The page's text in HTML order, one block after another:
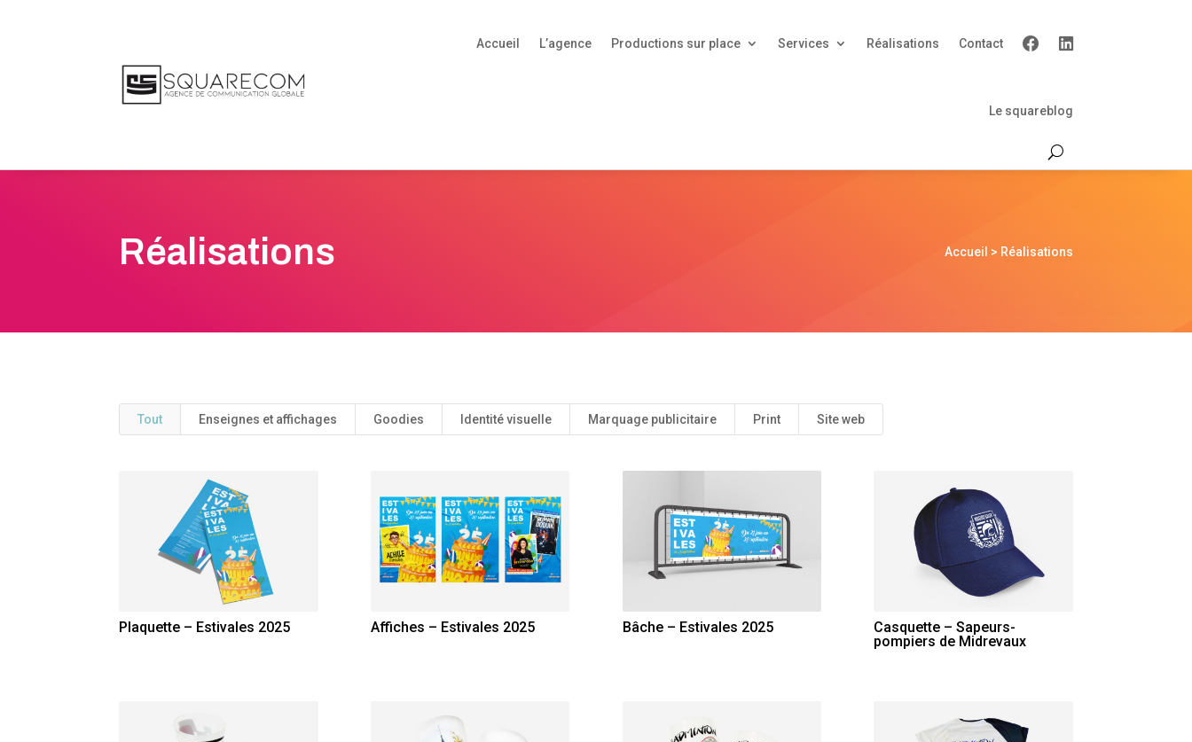
Accueil L’agence Productions sur place Services Réalisations Contact
Le squareblog
Réalisations Accueil > Réalisations
Tout Enseignes et affichages Goodies Identité visuelle Marquage publicitaire Print Site web
Plaquette – Estivales 2025 Affiches – Estivales 2025 Bâche – Estivales 2025
Casquette – Sapeurs-
pompiers de Midrevaux